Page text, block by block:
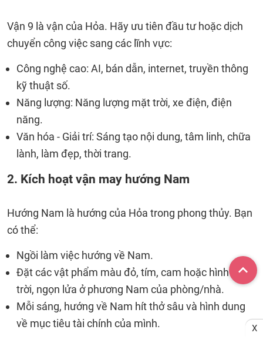
Vận 9 là vận của Hỏa. Hãy ưu tiên đầu tư hoặc dịch
chuyển công việc sang các lĩnh vực:
Công nghệ cao: AI, bán dẫn, internet, truyền thông
kỹ thuật số.
Năng lượng: Năng lượng mặt trời, xe điện, điện
năng.
Văn hóa - Giải trí: Sáng tạo nội dung, tâm linh, chữa
lành, làm đẹp, thời trang.
2. Kích hoạt vận may hướng Nam
Hướng Nam là hướng của Hỏa trong phong thủy. Bạn
có thể:
Ngồi làm việc hướng về Nam.
Đặt các vật phẩm màu đỏ, tím, cam hoặc hình mặt
trời, ngọn lửa ở phương Nam của phòng/nhà.
Mỗi sáng, hướng về Nam hít thở sâu và hình dung
về mục tiêu tài chính của mình.
X